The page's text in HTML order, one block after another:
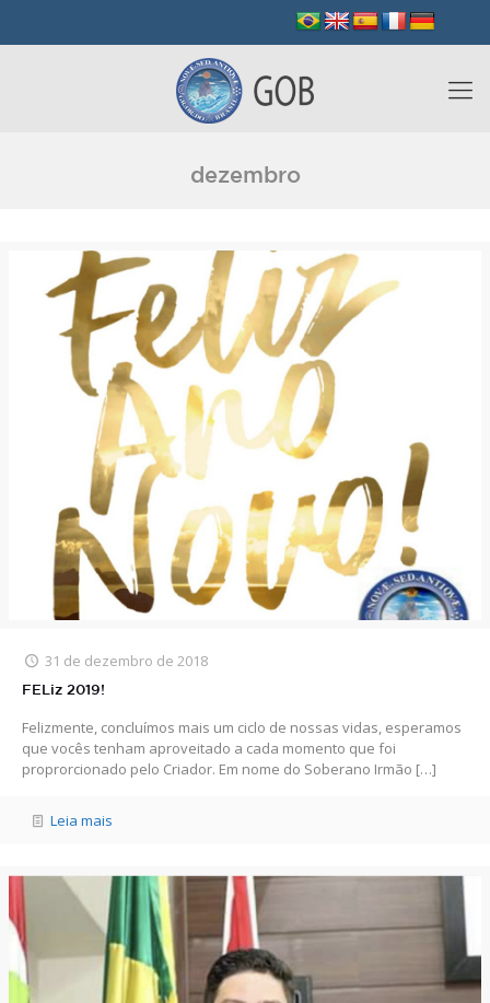
dezembro
31 de dezembro de 2018
FELiz 2019!
Felizmente, concluímos mais um ciclo de nossas vidas, esperamos
que vocês tenham aproveitado a cada momento que foi
proprorcionado pelo Criador. Em nome do Soberano Irmão […]
Leia mais